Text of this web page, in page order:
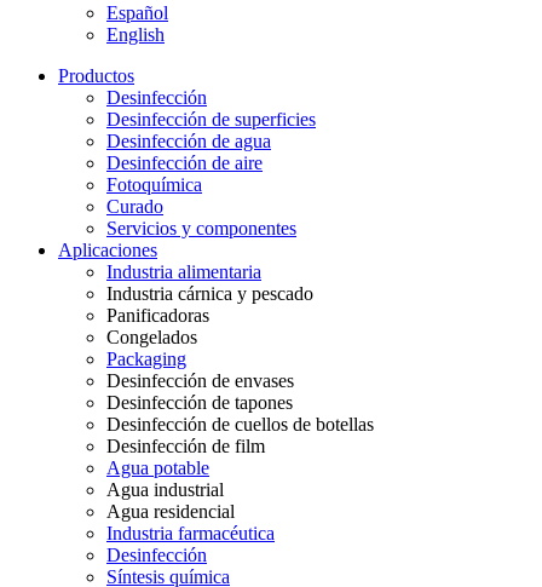
Español
English
Productos
Desinfección
Desinfección de superficies
Desinfección de agua
Desinfección de aire
Fotoquímica
Curado
Servicios y componentes
Aplicaciones
Industria alimentaria
Industria cárnica y pescado
Panificadoras
Congelados
Packaging
Desinfección de envases
Desinfección de tapones
Desinfección de cuellos de botellas
Desinfección de film
Agua potable
Agua industrial
Agua residencial
Industria farmacéutica
Desinfección
Síntesis química